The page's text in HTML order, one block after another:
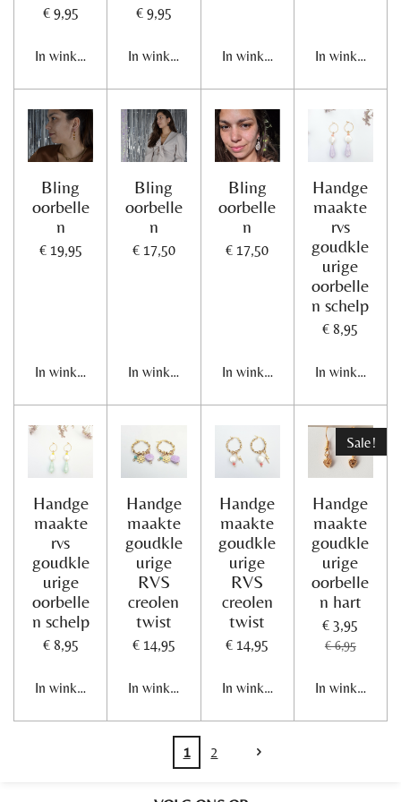
€ 9,95
In winkelwagen
€ 9,95
In winkelwagen In winkelwagen In
Bling
oorbelle
n
€ 19,95
In winkelwagen
Bling
oorbelle
n
€ 17,50
In winkelwagen
Bling
oorbelle
n
€ 17,50
In winkelwagen
Handge
maakte
rvs
goudkle
urige
oorbelle
n schelp
€ 8,95
In
Handge
maakte
rvs
goudkle
urige
oorbelle
n schelp
€ 8,95
In winkelwagen
Handge
maakte
goudkle
urige
RVS
creolen
twist
€ 14,95
In winkelwagen
Handge
maakte
goudkle
urige
RVS
creolen
twist
€ 14,95
In winkelwagen
Sale!
Handge
maakte
goudkle
urige
oorbelle
n hart
€ 3,95
€ 6,95
In
1 2